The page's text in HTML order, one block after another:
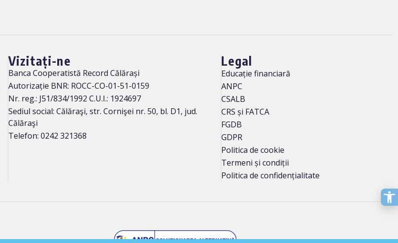
Vizitați-ne
Banca Cooperatistă Record Călărași
Autorizație BNR: ROCC-CO-01-51-0159
Nr. reg.: J51/834/1992 C.U.I.: 1924697
Sediul social: Călăraşi, str. Cornişei nr. 50, bl. D1, jud.
Călăraşi
Telefon: 0242 321368
Legal
Educație financiară
ANPC
CSALB
CRS și FATCA
FGDB
GDPR
Politica de cookie
Termeni și condiții
Politica de confidențialitate